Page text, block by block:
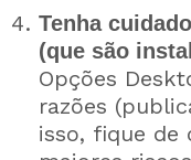
Tenha
(que são
Opções
razões
isso, fique de